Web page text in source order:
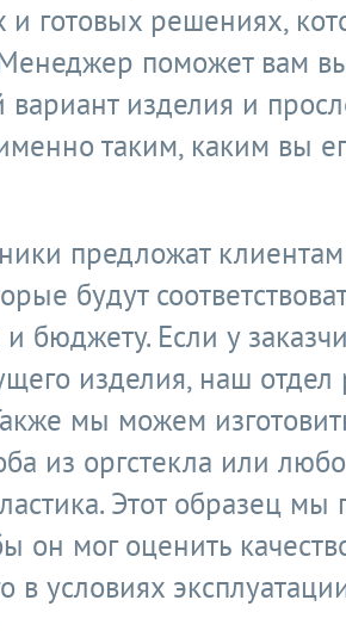
и готовых решениях,
поможет вам
изделия и
таким, каким вы
предложат
будут
бюджету. Если у
изделия, наш отдел
мы можем
из оргстекла или
Этот образец мы
он мог оценить
в условиях